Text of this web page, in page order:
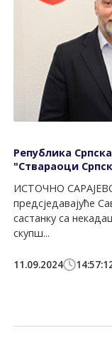
Република
"Ствараоци
ИСТОЧНО
предсједавајуће
састанку са
скупш...
11.09.2024